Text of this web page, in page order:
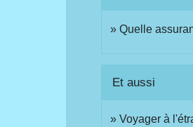
Quelle
Et aussi
Voyager à